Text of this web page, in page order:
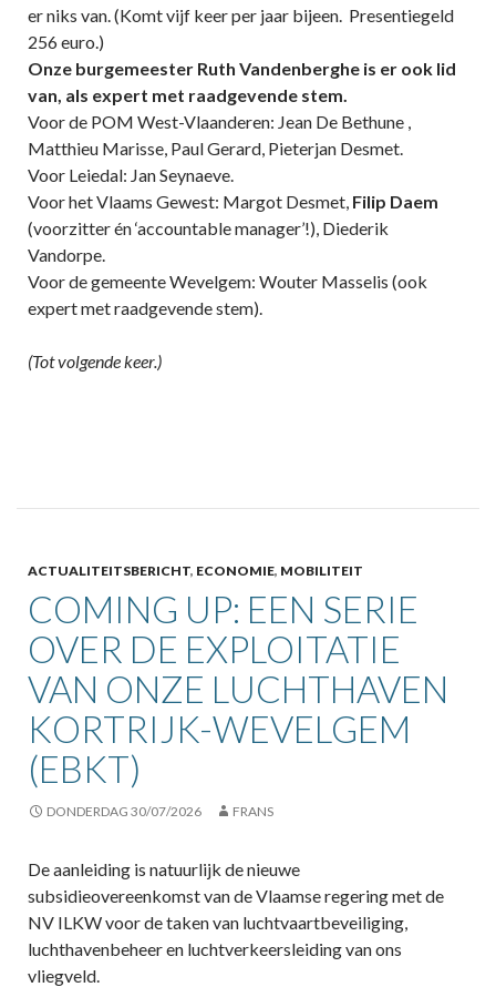
er niks van. (Komt vijf keer per jaar bijeen. Presentiegeld
256 euro.)
Onze burgemeester Ruth Vandenberghe is er ook lid
van, als expert met raadgevende stem.
Voor de POM West-Vlaanderen: Jean De Bethune ,
Matthieu Marisse, Paul Gerard, Pieterjan Desmet.
Voor Leiedal: Jan Seynaeve.
Voor het Vlaams Gewest: Margot Desmet, Filip Daem
(voorzitter én ‘accountable manager’!), Diederik
Vandorpe.
Voor de gemeente Wevelgem: Wouter Masselis (ook
expert met raadgevende stem).
(Tot volgende keer.)
ACTUALITEITSBERICHT, ECONOMIE, MOBILITEIT
COMING UP: EEN SERIE
OVER DE EXPLOITATIE
VAN ONZE LUCHTHAVEN
KORTRIJK-WEVELGEM
(EBKT)
DONDERDAG 30/07/2026 FRANS
De aanleiding is natuurlijk de nieuwe
subsidieovereenkomst van de Vlaamse regering met de
NV ILKW voor de taken van luchtvaartbeveiliging,
luchthavenbeheer en luchtverkeersleiding van ons
vliegveld.